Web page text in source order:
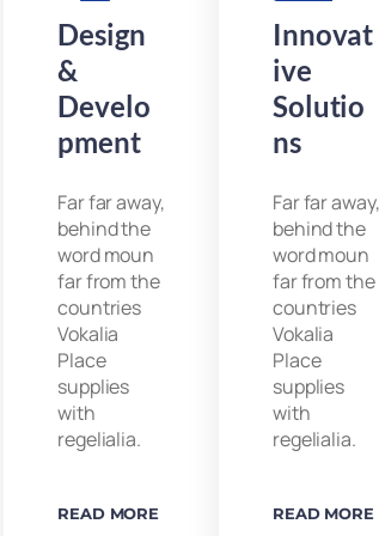
Design
&
Develo
Pment
Far far away,
behind the
word moun
far from the
countries
Vokalia
Place
supplies
with
regelialia.
READ MORE
Innovat
Ive
Solutio
Ns
Far far away,
behind the
word moun
far from the
countries
Vokalia
Place
supplies
with
regelialia.
READ MORE